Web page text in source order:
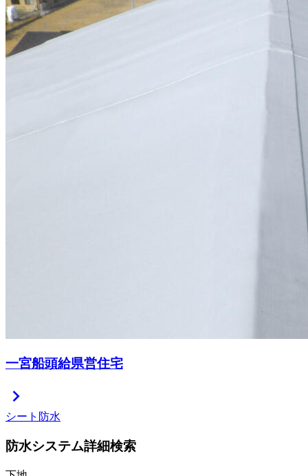
一宮船頭給県営住宅
chevron_right
シート防水
防水システム詳細検索